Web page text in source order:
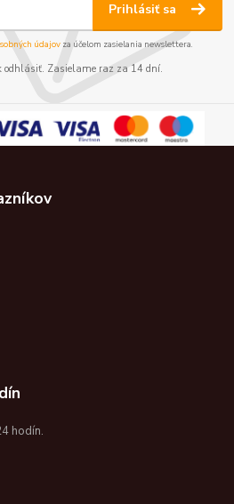
Prihlásiť sa
údajov za účelom zasielania newslettera.
odhlásiť. Zasielame raz za 14 dní.
hodín.